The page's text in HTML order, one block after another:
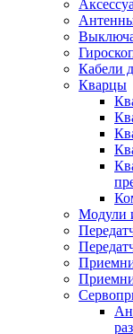
Кабели
Кварцы
Модули